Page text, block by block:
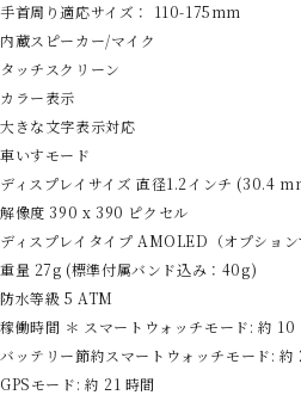
手首周り適応サイズ： 110-175mm
内蔵スピーカー/マイク
タッチスクリーン
カラー表示
大きな文字表示対応
車いすモード
ディスプレイサイズ 直径1.2インチ (30.4
解像度 390 x 390 ピクセル
ディスプレイタイプ AMOLED（オプション
重量 27g (標準付属バンド込み：40g)
防水等級 5 ATM
稼働時間 ＊ スマートウォッチモード: 約 10
バッテリー節約スマートウォッチモード: 約
GPSモード: 約 21 時間